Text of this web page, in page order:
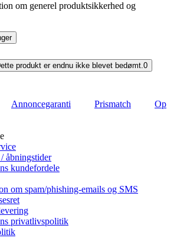
om generel produktsikkerhed og
produkt er endnu ikke blevet bedømt.0
Annoncegaranti Prismatch
Op
åbningstider
kundefordele
om spam/phishing-emails og SMS
privatlivspolitik